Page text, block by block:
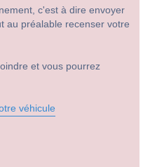
c'est à dire envoyer
au préalable recenser votre
et vous pourrez
véhicule